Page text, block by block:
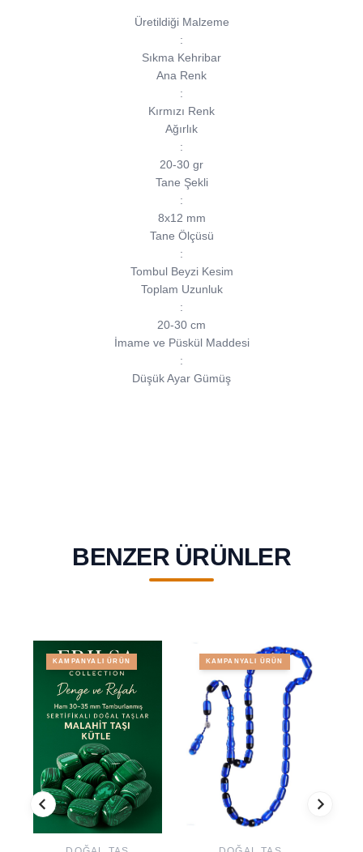
Üretildiği Malzeme
:
Sıkma Kehribar
Ana Renk
:
Kırmızı Renk
Ağırlık
:
20-30 gr
Tane Şekli
:
8x12 mm
Tane Ölçüsü
:
Tombul Beyzi Kesim
Toplam Uzunluk
:
20-30 cm
İmame ve Püskül Maddesi
:
Düşük Ayar Gümüş
BENZER ÜRÜNLER
KAMPANYALI ÜRÜN KAMPANYALI ÜRÜN